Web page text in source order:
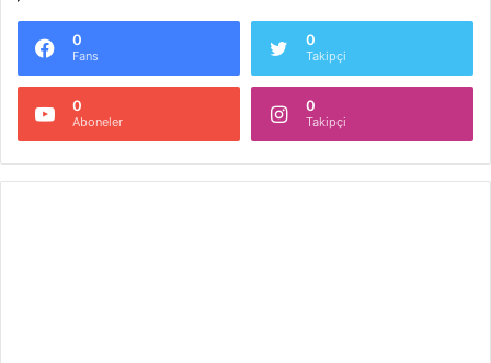
0
Fans
0
Takipçi
0
Aboneler
0
Takipçi